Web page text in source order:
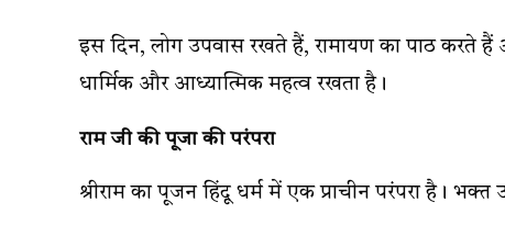
इस दिन, लोग उपवास रखते हैं, रामायण का पाठ करते
धार्मिक और आध्यात्मिक महत्व रखता है।
राम जी की पूजा की परंपरा
श्रीराम का पूजन हिंदू धर्म में एक प्राचीन परंपरा है। भक्त